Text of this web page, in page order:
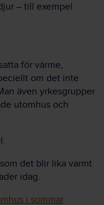
– till exempel
för värme,
om det inte
även yrkesgrupper
utomhus och
det blir lika varmt
idag.
i sommar